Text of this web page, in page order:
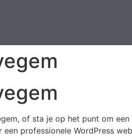
of sta je op het punt om
een professionele WordPress